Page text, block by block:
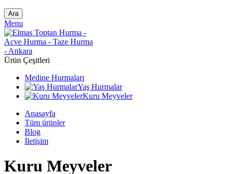
Ara
Menu
Ürün Çeşitleri
Medine Hurmaları
Yaş Hurmalar
Kuru Meyveler
Anasayfa
Tüm ürünler
Blog
İletişim
Kuru Meyveler